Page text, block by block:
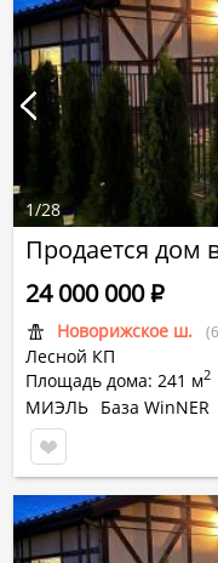
Продается дом
Новорижское ш.
Лесной КП
Площадь дома: 241 м2
24 000 000Р
МИЭЛЬ База WinNER
1/28